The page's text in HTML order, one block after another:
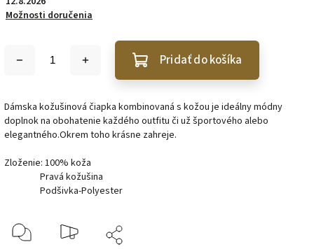
Možnosti doručenia
Pridať do košíka
Dámska kožušinová čiapka kombinovaná s kožou je ideálny módny
doplnok na obohatenie každého outfitu či už športového alebo
elegantného.Okrem toho krásne zahreje.
Zloženie: 100% koža
Pravá kožušina
Podšivka-Polyester